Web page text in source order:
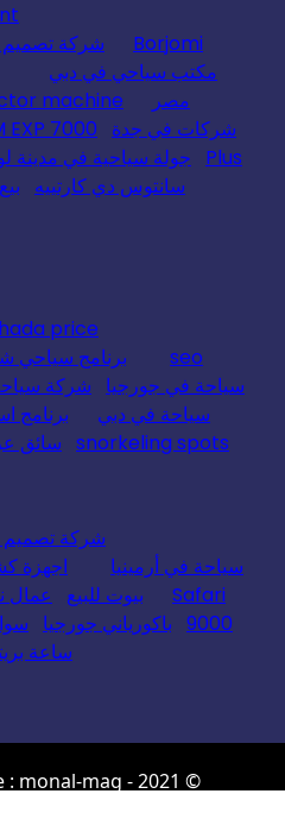
Borjomi
شركة تصميم
مكتب سياحي في دبي
مصر
machine
شركات في جدة
EXP 7000
Plus
جولة سياحية في مدينة
سانتوس دي كارتييه
price
seo
برنامج سياحي
سياحة في جورجيا
شركة
سياحة في دبي
برنامج
snorkeling spots سائق
شركة تصميم
سياحة في أرمينيا
اجهزة
Safari
بيوت للبيع عمال
9000 باكورياني جورجيا
ساعة
© 2021 - WordPress Theme : monal-mag